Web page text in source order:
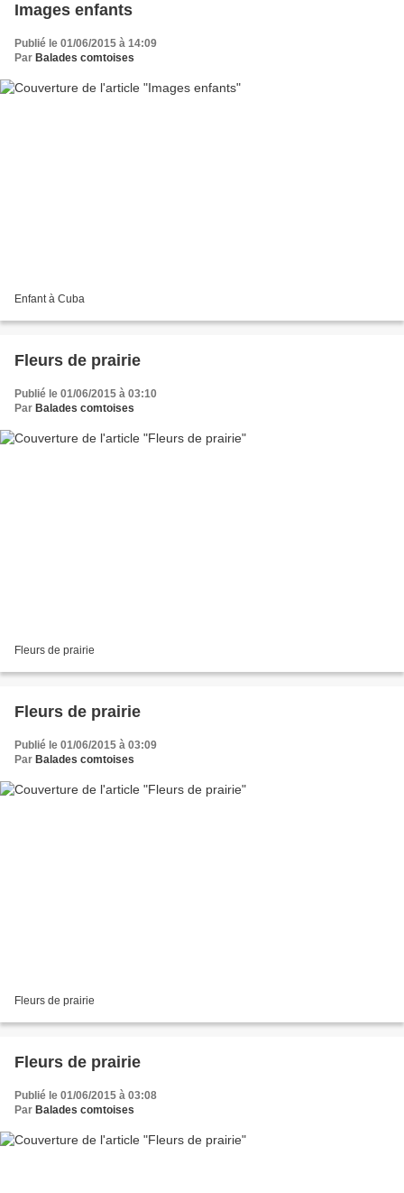
Images enfants
Publié le 01/06/2015 à 14:09
Par Balades comtoises
Enfant à Cuba
Fleurs de prairie
Publié le 01/06/2015 à 03:10
Par Balades comtoises
Fleurs de prairie
Fleurs de prairie
Publié le 01/06/2015 à 03:09
Par Balades comtoises
Fleurs de prairie
Fleurs de prairie
Publié le 01/06/2015 à 03:08
Par Balades comtoises